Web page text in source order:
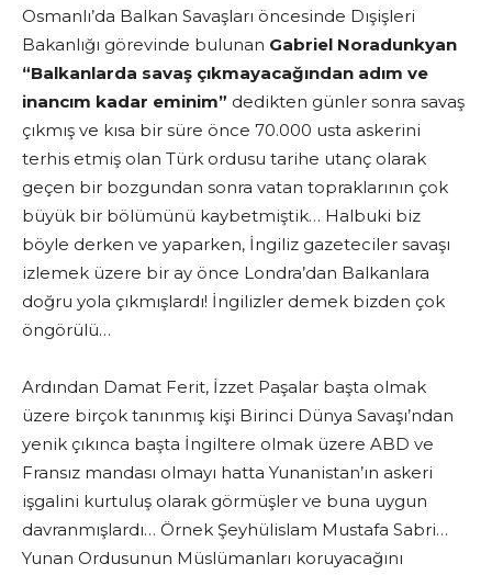
Osmanlı’da Balkan Savaşları öncesinde Dışişleri
Bakanlığı görevinde bulunan Gabriel Noradunkyan
“Balkanlarda savaş çıkmayacağından adım ve
inancım kadar eminim” dedikten günler sonra savaş
çıkmış ve kısa bir süre önce 70.000 usta askerini
terhis etmiş olan Türk ordusu tarihe utanç olarak
geçen bir bozgundan sonra vatan topraklarının çok
büyük bir bölümünü kaybetmiştik… Halbuki biz
böyle derken ve yaparken, İngiliz gazeteciler savaşı
izlemek üzere bir ay önce Londra’dan Balkanlara
doğru yola çıkmışlardı! İngilizler demek bizden çok
öngörülü…
Ardından Damat Ferit, İzzet Paşalar başta olmak
üzere birçok tanınmış kişi Birinci Dünya Savaşı’ndan
yenik çıkınca başta İngiltere olmak üzere ABD ve
Fransız mandası olmayı hatta Yunanistan’ın askeri
işgalini kurtuluş olarak görmüşler ve buna uygun
davranmışlardı… Örnek Şeyhülislam Mustafa Sabri…
Yunan Ordusunun Müslümanları koruyacağını